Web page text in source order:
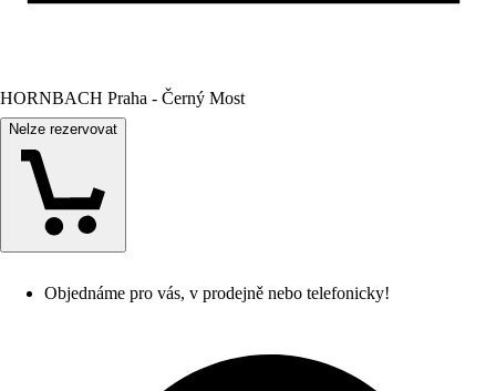
HORNBACH Praha - Černý Most
Nelze rezervovat
Objednáme pro vás, v prodejně nebo telefonicky!